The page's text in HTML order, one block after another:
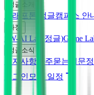
정글소개
크래프톤 정글캠퍼스 안
과정
SW-AI Lab(정글)Game
정글소식
공지사항 자주묻는질문
로그인 모집 일정